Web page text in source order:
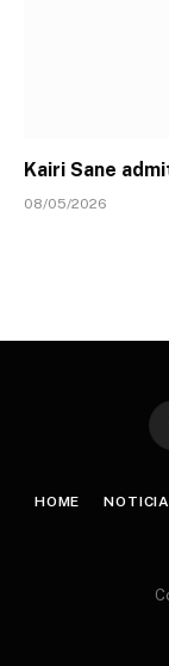
Kairi Sane
08/05/2026
HOME